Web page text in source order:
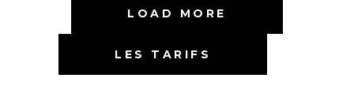
LOAD MORE
LES TARIFS